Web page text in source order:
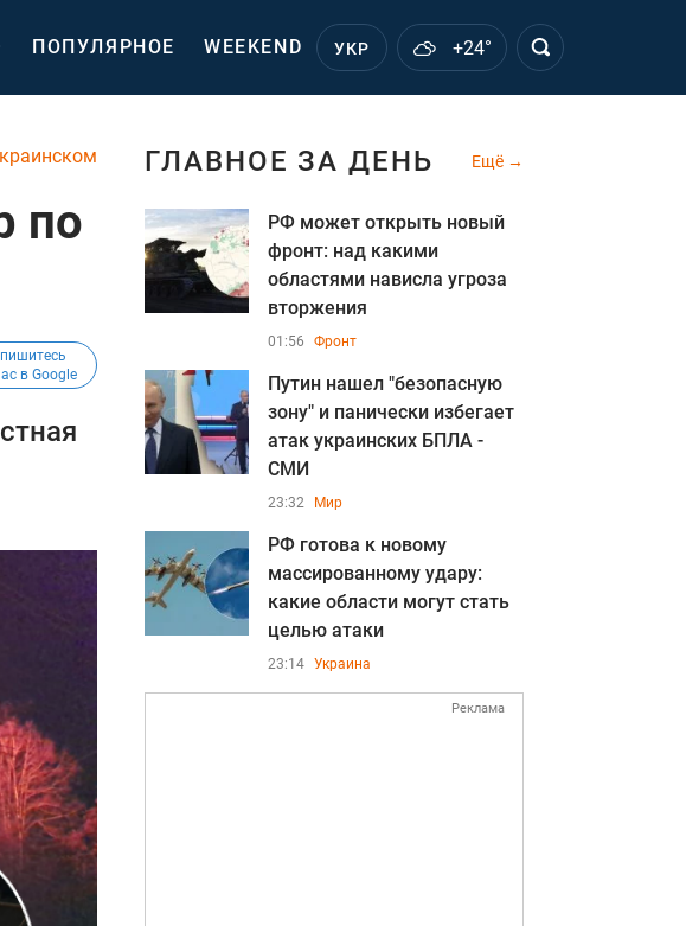
ПОПУЛЯРНОЕ WEEKEND УКР +24°
по
в Google
ГЛАВНОЕ ЗА ДЕНЬ Ещё
РФ может открыть новый
фронт: над какими
областями нависла угроза
вторжения
01:56 Фронт
Путин нашел "безопасную
зону" и панически избегает
атак украинских БПЛА -
СМИ
23:32 Мир
РФ готова к новому
массированному удару:
какие области могут стать
целью атаки
23:14 Украина
Реклама